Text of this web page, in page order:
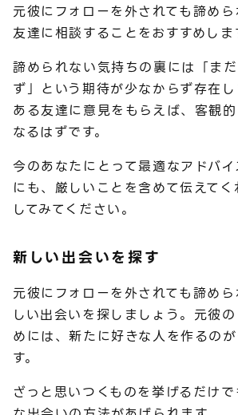
元彼にフォローを外されても諦めら
友達に相談することをおすすめしま
諦められない気持ちの裏には「ま
ず」という期待が少なからず存在
ある友達に意見をもらえば、客観
なるはずです。
今のあなたにとって最適なアドバ
にも、厳しいことを含めて伝えて
してみてください。
新しい出会いを探す
元彼にフォローを外されても諦め
しい出会いを探しましょう。元彼
めには、新たに好きな人を作るの
す。
ざっと思いつくものを挙げるだけ